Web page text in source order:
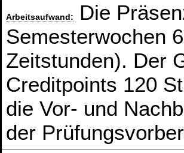
Arbeitsaufwand:
Die
Semesterwochen
Zeitstunden). Der
Creditpoints 120
die Vor- und
der